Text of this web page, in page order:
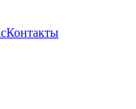
Контакты